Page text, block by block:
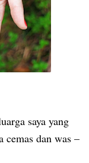
saya yang
cemas dan was –